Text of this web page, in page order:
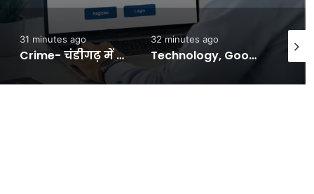
32 minutes ago
Technology, Google Assistant का दौर खत्म: सितंबर से एंड्रॉयड फोन पर Gemini बनेगा नया डिफॉल्ट AI असिस्टेंट — INA
48 minutes ago